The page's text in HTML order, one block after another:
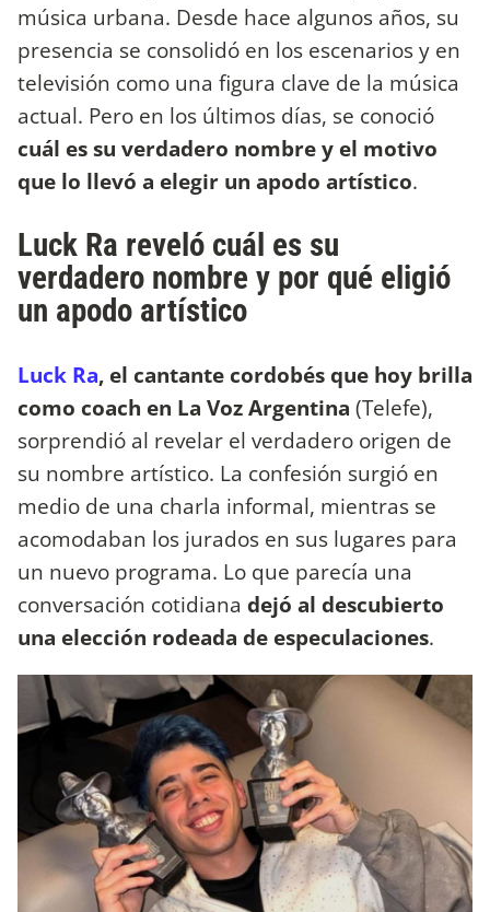
música urbana. Desde hace algunos años, su
presencia se consolidó en los escenarios y en
televisión como una figura clave de la música
actual. Pero en los últimos días, se conoció
cuál es su verdadero nombre y el motivo
que lo llevó a elegir un apodo artístico.
Luck Ra reveló cuál es su
verdadero nombre y por qué eligió
un apodo artístico
Luck Ra, el cantante cordobés que hoy brilla
como coach en La Voz Argentina (Telefe),
sorprendió al revelar el verdadero origen de
su nombre artístico. La confesión surgió en
medio de una charla informal, mientras se
acomodaban los jurados en sus lugares para
un nuevo programa. Lo que parecía una
conversación cotidiana dejó al descubierto
una elección rodeada de especulaciones.